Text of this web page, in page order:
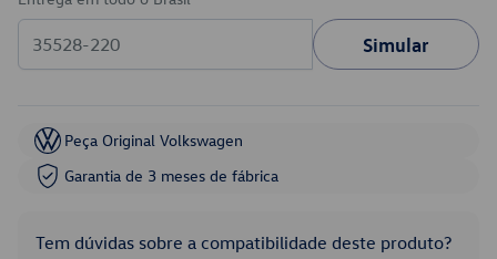
Simular
Peça Original Volkswagen
Garantia de 3 meses de fábrica
Tem dúvidas sobre a compatibilidade deste produto?